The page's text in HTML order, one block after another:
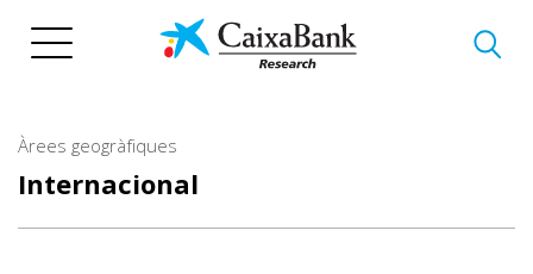
Àrees geogràfiques
Internacional